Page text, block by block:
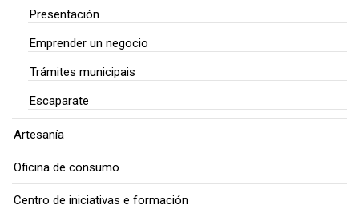
Presentación
Emprender un negocio
Trámites municipais
Escaparate
Artesanía
Oficina de consumo
Centro de iniciativas e formación